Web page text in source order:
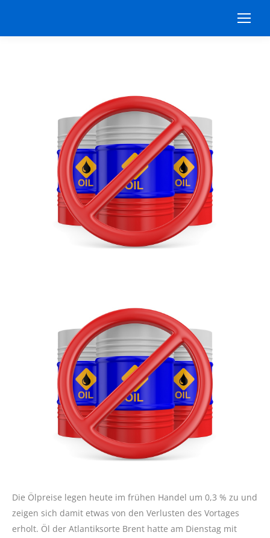
Die Ölpreise legen heute im frühen Handel um 0,3 % zu und
zeigen sich damit etwas von den Verlusten des Vortages
erholt. Öl der Atlantiksorte Brent hatte am Dienstag mit